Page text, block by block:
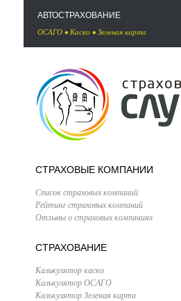
АВТОСТРАХОВАНИЕ
ОСАГО • Каско • Зеленая карта
СТРАХОВЫЕ КОМПАНИИ
Список страховых компаний
Рейтинг страховых компаний
Отзывы о страховых компаниях
СТРАХОВАНИЕ
Калькулятор каско
Калькулятор ОСАГО
Калькулятор Зеленая карта